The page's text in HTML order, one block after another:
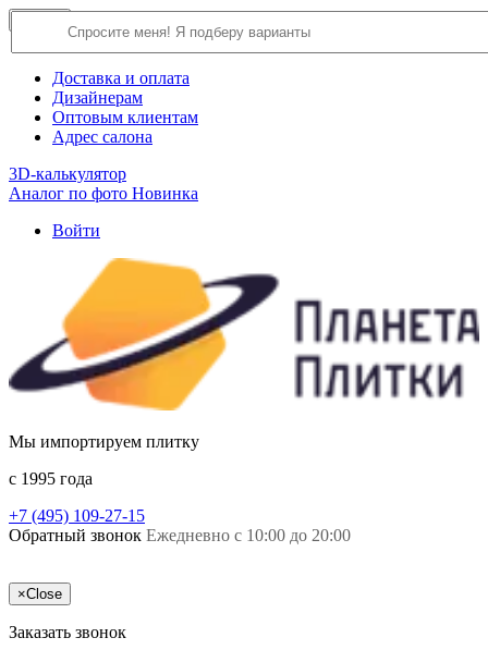
О компании
Доставка и оплата
Дизайнерам
Оптовым клиентам
Адрес салона
3D-калькулятор
Аналог по фото Новинка
Войти
Мы импортируем плитку
c 1995 года
+7 (495) 109-27-15
Обратный звонок Ежедневно с 10:00 до 20:00
×Close
Заказать звонок